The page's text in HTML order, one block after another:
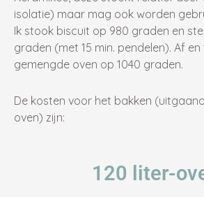
isolatie) maar mag ook worden
Ik stook biscuit op 980 graden en
graden (met 15 min. pendelen). Af
gemengde oven op 1040 graden.
De kosten voor het bakken
oven) zijn:
120 liter-